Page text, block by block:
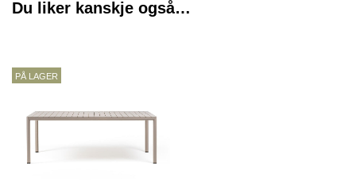
Du liker kanskje også…
PÅ LAGER